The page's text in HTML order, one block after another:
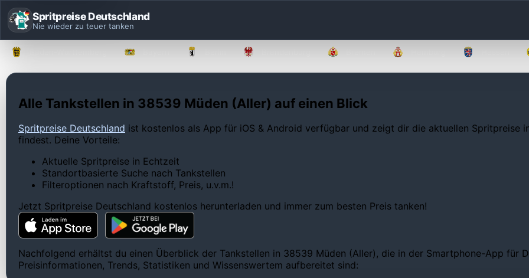
Spritpreise Deutschland
Nie wieder zu teuer tanken
Alle Tankstellen in 38539 Müden (Aller) auf einen Blick
Spritpreise Deutschland ist kostenlos als App für iOS & Android verfügbar und zeigt dir die aktuellen Spritpreise
findest. Deine Vorteile:
Aktuelle Spritpreise in Echtzeit
Standortbasierte Suche nach Tankstellen
Filteroptionen nach Kraftstoff, Preis, u.v.m.!
Jetzt Spritpreise Deutschland kostenlos herunterladen und immer zum besten Preis tanken!
Nachfolgend erhältst du einen Überblick der Tankstellen in 38539 Müden (Aller), die in der Smartphone-App für
Preisinformationen, Trends, Statistiken und Wissenswertem aufbereitet sind: